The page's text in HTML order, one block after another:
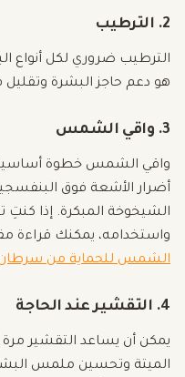
2. الترطيب
الترطيب ضروري لكل أنواع
هو دعم حاجز البشرة وتقليل
3. واقي الشمس
واقي الشمس خطوة أساسية
أضرار الأشعة فوق
الشيخوخة المبكرة. إذا كنتِ
واستخدامه، يمكنك قراءة
الشمس للحماية من سرطان
4. التقشير عند الحاجة
يمكن أن يساعد التقشير مرة
الميتة وتحسين ملمس